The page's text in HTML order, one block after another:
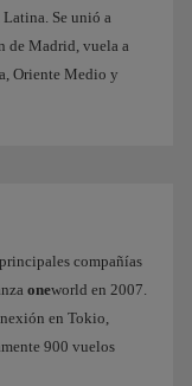
Se unió a
de Madrid, vuela a
Oriente Medio y
compañías
oneworld en 2007.
en Tokio,
900 vuelos